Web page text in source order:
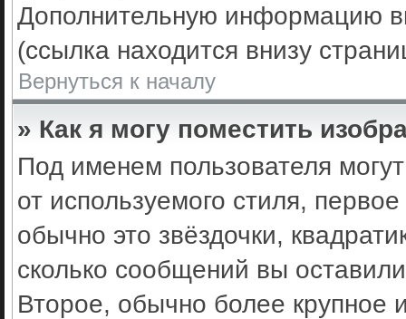
Дополнительную информацию
(ссылка находится внизу
Вернуться к началу
» Как я могу поместить
Под именем пользователя
от используемого стиля,
обычно это звёздочки,
сколько сообщений вы
Второе, обычно более крупное